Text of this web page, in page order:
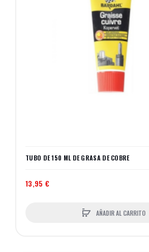
TUBO DE 150 ML DE GRASA DE COBRE
13,95 €
AÑADIR AL CARRITO